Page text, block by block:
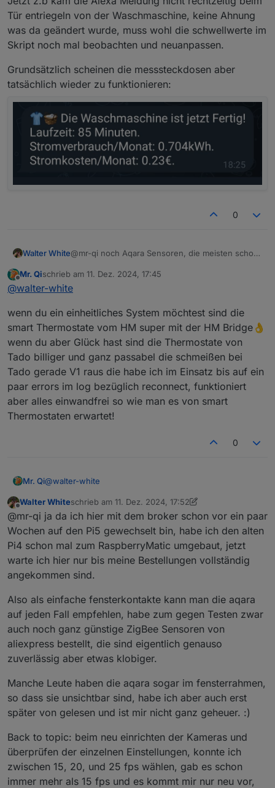
Tür entriegeln von der Waschmaschine, keine Ahnung
was da geändert wurde, muss wohl die schwellwerte im
Skript noch mal beobachten und neuanpassen.
Grundsätzlich scheinen die messsteckdosen aber
tatsächlich wieder zu funktionieren:
0
Walter White@mr-qi noch Aqara Sensoren, die meisten schon
aber gerade HomeMatic IP Sensoren auf dem
Weg, hoffe damit kann ich die dann komplett
haben muss.
Werde hier die Tage nämlich von elektrischen
Thermostaten auf smarte umbauen, aber die
Aqara Sensoren sind ansonsten super, vor allem
auch nicht so klobig.
Und waren sogar mein erstes Smart Home
Eigenbau Projekt in iobroker, ein smarter
briefkasten. :)
Gesendet wird mir das ganze als stille Logfile an
Telegram, man kann sich ein bot machen und mit
nachschauen bei Bedarf.
beim Tür entriegeln von der Waschmaschine,
keine Ahnung was da geändert wurde, muss
wohl die schwellwerte im Skript noch mal
beobachten und neuanpassen.
Grundsätzlich scheinen die messsteckdosen aber
tatsächlich wieder zu funktionieren:
Offline
Mr. Qischrieb am 11. Dez. 2024, 17:45
zuletzt editiert von
@walter-white
wenn du ein einheitliches System möchtest sind die
smart Thermostate vom HM super mit der HM Bridge👌
wenn du aber Glück hast sind die Thermostate von
Tado billiger und ganz passabel die schmeißen bei
Tado gerade V1 raus die habe ich im Einsatz bis auf ein
paar errors im log bezüglich reconnect, funktioniert
aber alles einwandfrei so wie man es von smart
Thermostaten erwartet!
0
Mr. Qi@walter-white
wenn du ein einheitliches System möchtest sind die
smart Thermostate vom HM super mit der HM Bridge👌
wenn du aber Glück hast sind die Thermostate von Tado
billiger und ganz passabel die schmeißen bei Tado
gerade V1 raus die habe ich im Einsatz bis auf ein paar
errors im log bezüglich reconnect, funktioniert aber alles
einwandfrei so wie man es von smart Thermostaten
Offline
Walter Whiteschrieb am 11. Dez. 2024, 17:52
zuletzt editiert von Walter White12. Nov. 2024, 18:55
@mr-qi ja da ich hier mit dem broker schon vor ein paar
Wochen auf den Pi5 gewechselt bin, habe ich den alten
Pi4 schon mal zum RaspberryMatic umgebaut, jetzt
warte ich hier nur bis meine Bestellungen vollständig
angekommen sind.
Also als einfache fensterkontakte kann man die aqara
auf jeden Fall empfehlen, habe zum gegen Testen zwar
auch noch ganz günstige ZigBee Sensoren von
aliexpress bestellt, die sind eigentlich genauso
zuverlässig aber etwas klobiger.
Manche Leute haben die aqara sogar im fensterrahmen,
so dass sie unsichtbar sind, habe ich aber auch erst
später von gelesen und ist mir nicht ganz geheuer. :)
Back to topic: beim neu einrichten der Kameras und
überprüfen der einzelnen Einstellungen, konnte ich
zwischen 15, 20, und 25 fps wählen, gab es schon
immer mehr als 15 fps und es kommt mir nur neu vor,